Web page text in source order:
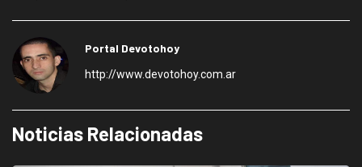
Portal Devotohoy
http://www.devotohoy.com.ar
Noticias Relacionadas